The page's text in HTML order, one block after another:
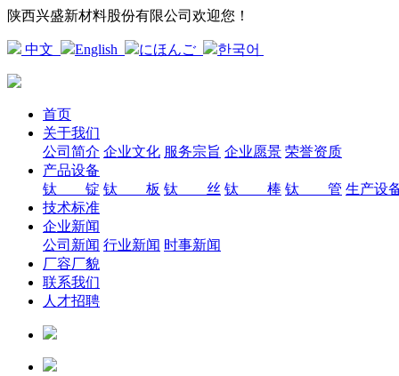
陕西兴盛新材料股份有限公司欢迎您！
中文 English にほんご 한국어
首页
关于我们
公司简介 企业文化 服务宗旨 企业愿景 荣誉资质
产品设备
钛 锭 钛 板 钛 丝 钛 棒 钛 管 生产设
技术标准
企业新闻
公司新闻 行业新闻 时事新闻
厂容厂貌
联系我们
人才招聘